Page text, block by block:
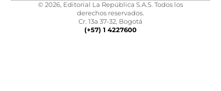
© 2026, Editorial La República S.A.S. Todos los
derechos reservados.
Cr. 13a 37-32, Bogotá
(+57) 1 4227600